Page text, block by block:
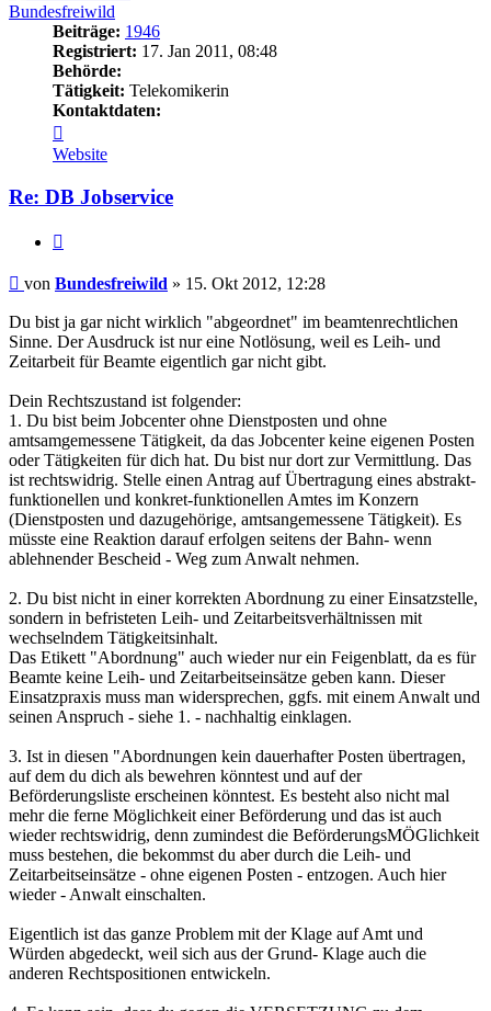
Bundesfreiwild
Beiträge: 1946
Registriert: 17. Jan 2011, 08:48
Behörde:
Tätigkeit: Telekomikerin
Kontaktdaten:
von
Bundesfreiwild
Website
Re: DB Jobservice
Beitrag
von Bundesfreiwild » 15. Okt 2012, 12:28
Du bist ja gar nicht wirklich "abgeordnet" im beamtenrechtlichen
Sinne. Der Ausdruck ist nur eine Notlösung, weil es Leih- und
Zeitarbeit für Beamte eigentlich gar nicht gibt.
Dein Rechtszustand ist folgender:
1. Du bist beim Jobcenter ohne Dienstposten und ohne
amtsamgemessene Tätigkeit, da das Jobcenter keine eigenen Posten
oder Tätigkeiten für dich hat. Du bist nur dort zur Vermittlung. Das
ist rechtswidrig. Stelle einen Antrag auf Übertragung eines abstrakt-
funktionellen und konkret-funktionellen Amtes im Konzern
(Dienstposten und dazugehörige, amtsangemessene Tätigkeit). Es
müsste eine Reaktion darauf erfolgen seitens der Bahn- wenn
ablehnender Bescheid - Weg zum Anwalt nehmen.
2. Du bist nicht in einer korrekten Abordnung zu einer Einsatzstelle,
sondern in befristeten Leih- und Zeitarbeitsverhältnissen mit
wechselndem Tätigkeitsinhalt.
Das Etikett "Abordnung" auch wieder nur ein Feigenblatt, da es für
Beamte keine Leih- und Zeitarbeitseinsätze geben kann. Dieser
Einsatzpraxis muss man widersprechen, ggfs. mit einem Anwalt und
seinen Anspruch - siehe 1. - nachhaltig einklagen.
3. Ist in diesen "Abordnungen kein dauerhafter Posten übertragen,
auf dem du dich als bewehren könntest und auf der
Beförderungsliste erscheinen könntest. Es besteht also nicht mal
mehr die ferne Möglichkeit einer Beförderung und das ist auch
wieder rechtswidrig, denn zumindest die BeförderungsMÖGlichkeit
muss bestehen, die bekommst du aber durch die Leih- und
Zeitarbeitseinsätze - ohne eigenen Posten - entzogen. Auch hier
wieder - Anwalt einschalten.
Eigentlich ist das ganze Problem mit der Klage auf Amt und
Würden abgedeckt, weil sich aus der Grund- Klage auch die
anderen Rechtspositionen entwickeln.